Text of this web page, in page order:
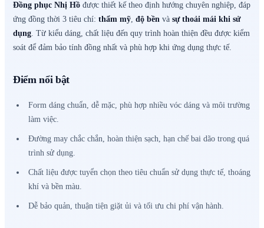
Đồng phục Nhị Hồ được thiết kế theo định hướng chuyên nghiệp, đáp
ứng đồng thời 3 tiêu chí: thẩm mỹ, độ bền và sự thoải mái khi sử
dụng. Từ kiểu dáng, chất liệu đến quy trình hoàn thiện đều được kiểm
soát để đảm bảo tính đồng nhất và phù hợp khi ứng dụng thực tế.
Điểm nổi bật
Form dáng chuẩn, dễ mặc, phù hợp nhiều vóc dáng và môi trường
làm việc.
Đường may chắc chắn, hoàn thiện sạch, hạn chế bai dão trong quá
trình sử dụng.
Chất liệu được tuyển chọn theo tiêu chuẩn sử dụng thực tế, thoáng
khí và bền màu.
Dễ bảo quản, thuận tiện giặt ủi và tối ưu chi phí vận hành.